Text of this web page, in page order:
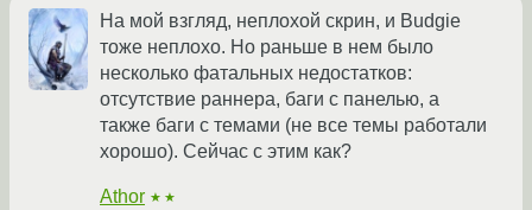
На мой взгляд, неплохой скрин, и Budgie
тоже неплохо. Но раньше в нем было
несколько фатальных недостатков:
отсутствие раннера, баги с панелью, а
также баги с темами (не все темы работали
хорошо). Сейчас с этим как?
Athor ★★